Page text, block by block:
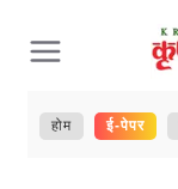
content
होम ई-पेपर